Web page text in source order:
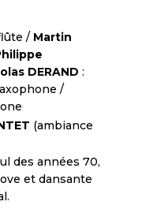
/ Martin
DERAND :
/
(ambiance
des années 70,
et dansante